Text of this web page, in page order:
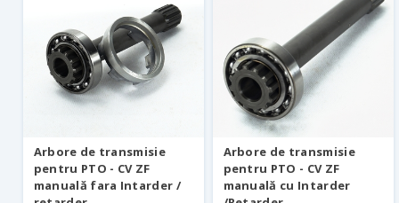
Arbore de transmisie
pentru PTO - CV ZF
manuală fara Intarder /
Arbore de transmisie
pentru PTO - CV ZF
manuală cu Intarder